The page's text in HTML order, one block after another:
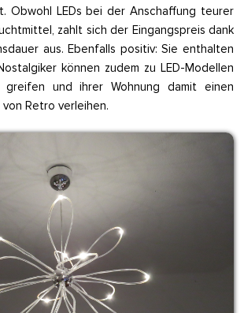
Obwohl LEDs bei der Anschaffung teurer
zahlt sich der Eingangspreis dank
aus. Ebenfalls positiv: Sie enthalten
können zudem zu LED-Modellen
greifen und ihrer Wohnung damit einen
Retro verleihen.